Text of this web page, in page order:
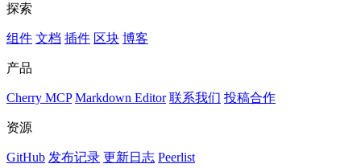
探索
组件 文档 插件 区块 博客
产品
Cherry MCP Markdown Editor 联系我们 投稿合作
资源
GitHub 发布记录 更新日志 Peerlist